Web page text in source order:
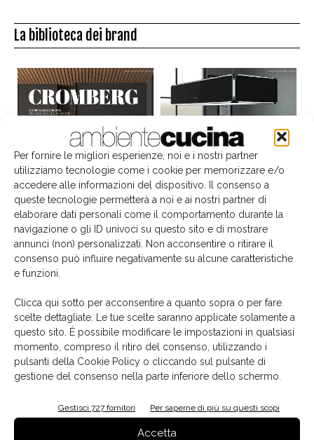
Per fornire le migliori esperienze, noi e i nostri partner
utilizziamo tecnologie come i cookie per memorizzare e/o
accedere alle informazioni del dispositivo. Il consenso a
queste tecnologie permetterà a noi e ai nostri partner di
elaborare dati personali come il comportamento durante la
navigazione o gli ID univoci su questo sito e di mostrare
annunci (non) personalizzati. Non acconsentire o ritirare il
consenso può influire negativamente su alcune caratteristiche
e funzioni.
Clicca qui sotto per acconsentire a quanto sopra o per fare
scelte dettagliate. Le tue scelte saranno applicate solamente a
questo sito. È possibile modificare le impostazioni in qualsiasi
momento, compreso il ritiro del consenso, utilizzando i
pulsanti della Cookie Policy o cliccando sul pulsante di
gestione del consenso nella parte inferiore dello schermo.
Gestisci 727 fornitori Per saperne di più su questi scopi
Accetta
La biblioteca dei brand